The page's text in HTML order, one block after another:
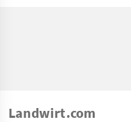
Landwirt.com